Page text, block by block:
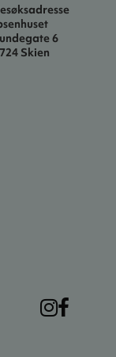
6
Skien